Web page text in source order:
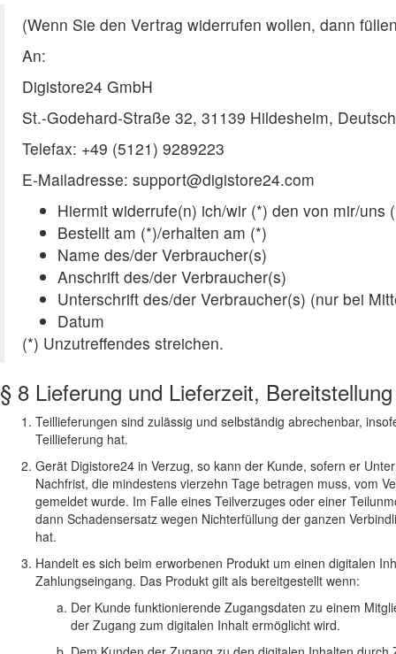
(Wenn Sie den Vertrag widerrufen wollen, dann
An:
Digistore24 GmbH
St.-Godehard-Straße 32, 31139 Hildesheim,
Telefax: +49 (5121) 9289223
E-Mailadresse: support@digistore24.com
Hiermit widerrufe(n) ich/wir (*) den von mir/
Bestellt am (*)/erhalten am (*)
Name des/der Verbraucher(s)
Anschrift des/der Verbraucher(s)
Unterschrift des/der Verbraucher(s) (nur bei
Datum
(*) Unzutreffendes streichen.
§ 8 Lieferung und Lieferzeit,
Teillieferungen sind zulässig und selbständig abrechenbar,
Teillieferung hat.
Gerät Digistore24 in Verzug, so kann der Kunde, sofern er
Nachfrist, die mindestens vierzehn Tage betragen muss, vom
gemeldet wurde. Im Falle eines Teilverzuges oder einer
dann Schadensersatz wegen Nichterfüllung der ganzen
hat.
Handelt es sich beim erworbenen Produkt um einen digitalen
Zahlungseingang. Das Produkt gilt als bereitgestellt wenn:
Der Kunde funktionierende Zugangsdaten zu einem
der Zugang zum digitalen Inhalt ermöglicht wird.